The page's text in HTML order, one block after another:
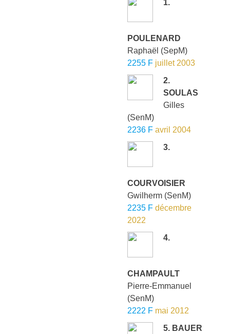
1.
POULENARD
Raphaël (SepM)
2255 F juillet 2003
2.
SOULAS
Gilles
(SenM)
2236 F avril 2004
3.
COURVOISIER
Gwilherm (SenM)
2235 F décembre
2022
4.
CHAMPAULT
Pierre-Emmanuel
(SenM)
2222 F mai 2012
5. BAUER